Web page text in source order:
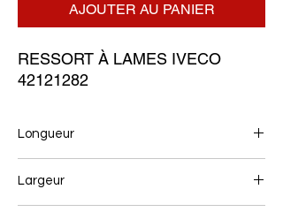
AJOUTER AU PANIER
RESSORT À LAMES IVECO
42121282
Longueur
Largeur